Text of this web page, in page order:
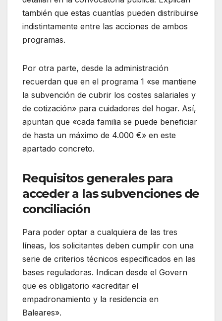
también que estas cuantías pueden distribuirse
indistintamente entre las acciones de ambos
programas.
Por otra parte, desde la administración
recuerdan que en el programa 1 «se mantiene
la subvención de cubrir los costes salariales y
de cotización» para cuidadores del hogar. Así,
apuntan que «cada familia se puede beneficiar
de hasta un máximo de 4.000 €» en este
apartado concreto.
Requisitos generales para
acceder a las subvenciones de
conciliación
Para poder optar a cualquiera de las tres
líneas, los solicitantes deben cumplir con una
serie de criterios técnicos especificados en las
bases reguladoras. Indican desde el Govern
que es obligatorio «acreditar el
empadronamiento y la residencia en
Baleares».